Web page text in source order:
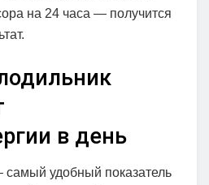
на 24 часа — получится
в день
удобный показатель